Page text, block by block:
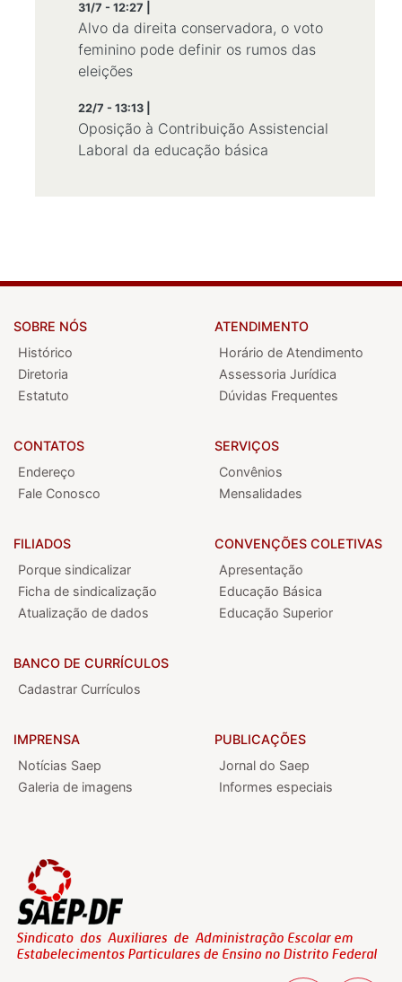
31/7 - 12:27 |
Alvo da direita conservadora, o voto
feminino pode definir os rumos das
eleições
22/7 - 13:13 |
Oposição à Contribuição Assistencial
Laboral da educação básica
SOBRE NÓS
Histórico
Diretoria
Estatuto
CONTATOS
Endereço
Fale Conosco
ATENDIMENTO
Horário de Atendimento
Assessoria Jurídica
Dúvidas Frequentes
SERVIÇOS
Convênios
Mensalidades
FILIADOS
Porque sindicalizar
Ficha de sindicalização
Atualização de dados
BANCO DE CURRÍCULOS
Cadastrar Currículos
CONVENÇÕES COLETIVAS
Apresentação
Educação Básica
Educação Superior
IMPRENSA
Notícias Saep
Galeria de imagens
PUBLICAÇÕES
Jornal do Saep
Informes especiais